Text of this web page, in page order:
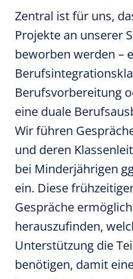
Zentral ist für uns,
Projekte an unserer
beworben werden –
Berufsvorbereitung
eine duale
Wir führen
und deren
bei Minderjährigen
ein. Diese
Gespräche
herauszufinden,
Unterstützung die
benötigen, damit